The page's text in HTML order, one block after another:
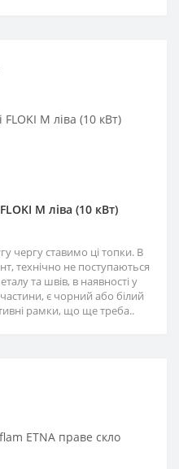
M ліва (10 кВт)
чергу ставимо ці топки. В
технічно не поступаються
та швів, в наявності у
є чорний або білий
рамки, що ще треба..